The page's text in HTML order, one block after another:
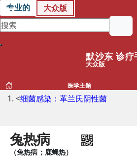
专业的 大众版
默沙东 诊疗
大众版
医学主题
<细菌感染：革兰氏阴性菌
兔热病
（兔热病；鹿蝇热）